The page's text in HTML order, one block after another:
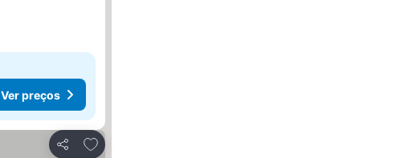
Ver preços
Partilhar
Adicionar aos favoritos